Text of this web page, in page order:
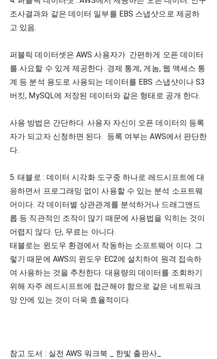
조사결과와 같은 데이터 일부를 EBS 스냅샷으로 제공하
고 있음.
퍼블릭 데이터셋은 AWS 사용자가  간편하게 오픈 데이터
를 사요할 수 있게 제공한다. 경제 통계, 게놈, 웹 액세스 통
계 등 분석 용도로 사용되는 데이터를 EBS 스냅샷이나 S3
버킷, MySQL에 저장된 데이터와 같은 형태로 공개 한다.
사용 방법은 간단하다. 사용자 자신이 오픈 데이터의 등록
자가 되고자 신청하면 된다.  등록 여부는 AWS에서 판단한
다.
5. 태블로 : 데이터 시각화 도구중 하나로 레드시프트에 대
응하면서 프로그래밍 없이 사용할 수 있는 분석 소프트웨
어이다. 각 데이터별 상관관계를 분석하거나 드래그앤드
롭 등 직관적인 조작이 많기 때문에 사용법을 익히는 것이
어렵지 않다. 단, 무료는 아니다.
태블로는 윈도우 환경에서 작동하는 소프트웨어 이다. 그
렇기 때문에 AWS의 윈도우 EC2에 설치하여 원격 접속하
여 사용하는 것을 추천한다. 대용량의 데이터를 조회하기
위해 자주 레드시프트에 접근해야 함으로 같은 네트워크
망 안에 있는 것이 더욱 효율적이다.
참고 도서 : 실전 AWS 워크북 _ 한빛 출판사_